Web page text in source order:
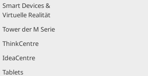
Smart Devices &
Virtuelle Realität
Tower der M Serie
ThinkCentre
IdeaCentre
Tablets